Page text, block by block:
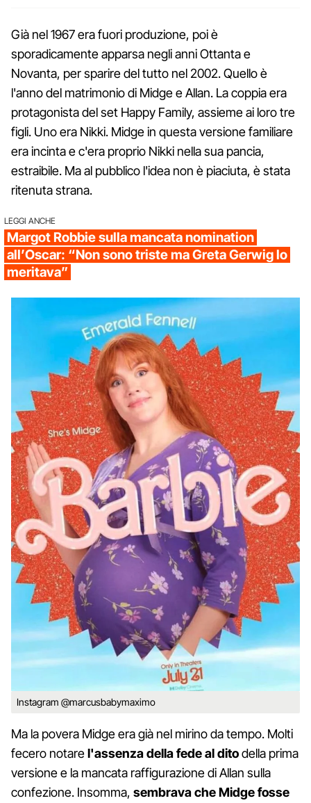
Già nel 1967 era fuori produzione, poi è
sporadicamente apparsa negli anni Ottanta e
Novanta, per sparire del tutto nel 2002. Quello è
l'anno del matrimonio di Midge e Allan. La coppia era
protagonista del set Happy Family, assieme ai loro tre
figli. Uno era Nikki. Midge in questa versione familiare
era incinta e c'era proprio Nikki nella sua pancia,
estraibile. Ma al pubblico l'idea non è piaciuta, è stata
ritenuta strana.
LEGGI ANCHE
Margot Robbie sulla mancata nomination
all’Oscar: “Non sono triste ma Greta Gerwig lo
meritava”
Instagram @marcusbabymaximo
Ma la povera Midge era già nel mirino da tempo. Molti
fecero notarel'assenza della fede al ditodella prima
versione e la mancata raffigurazione di Allan sulla
confezione. Insomma, sembrava che Midge fosse